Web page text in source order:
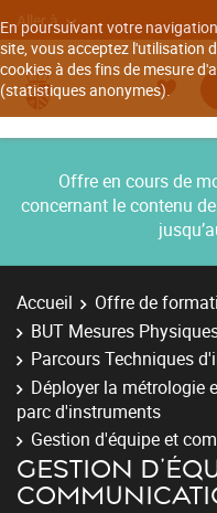
En poursuivant votre
site, vous acceptez l'utilisation
cookies à des fins de mesure
(statistiques anonymes).
Aller à
Offre en cours de
concernant le contenu
Accueil Offre de
BUT Mesures
Parcours Techniques
Déployer la métrologie
parc d'instruments
Gestion d'équipe et
GESTION